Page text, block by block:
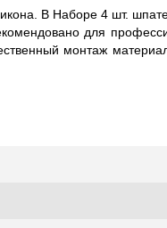
В Наборе 4 шт.
для
монтаж